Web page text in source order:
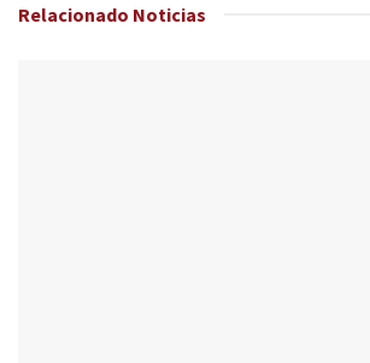
Relacionado Noticias